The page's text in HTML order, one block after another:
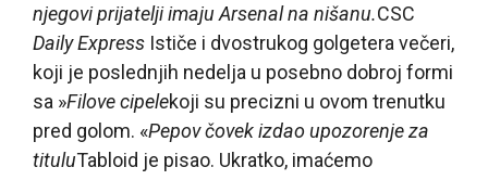
njegovi prijatelji imaju Arsenal na nišanu.CSC
Daily Express Ističe i dvostrukog golgetera večeri,
koji je poslednjih nedelja u posebno dobroj formi
sa »Filove cipelekoji su precizni u ovom trenutku
pred golom. «Pepov čovek izdao upozorenje za
tituluTabloid je pisao. Ukratko, imaćemo